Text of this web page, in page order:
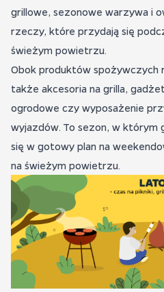
grillowe, sezonowe warzywa i
rzeczy, które przydają się
świeżym powietrzu.
Obok produktów spożywczych
także akcesoria na grilla,
ogrodowe czy wyposażenie
wyjazdów. To sezon, w którym
się w gotowy plan na
na świeżym powietrzu.